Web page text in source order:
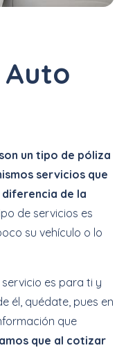
son un tipo de póliza
servicios que
de la
de servicios es
su vehículo o lo
es para ti y
él, quédate, pues en
que
que al cotizar